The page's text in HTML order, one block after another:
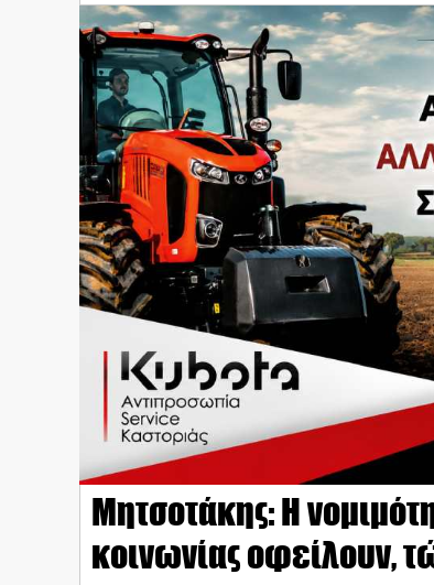
Μητσοτάκης: Η
κοινωνίας οφείλουν,